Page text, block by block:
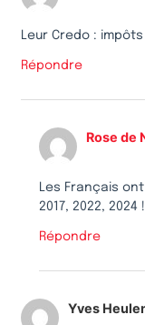
Leur Credo :
Répondre
Rose de
Les Français
2017, 2022, 2024
Répondre
Yves